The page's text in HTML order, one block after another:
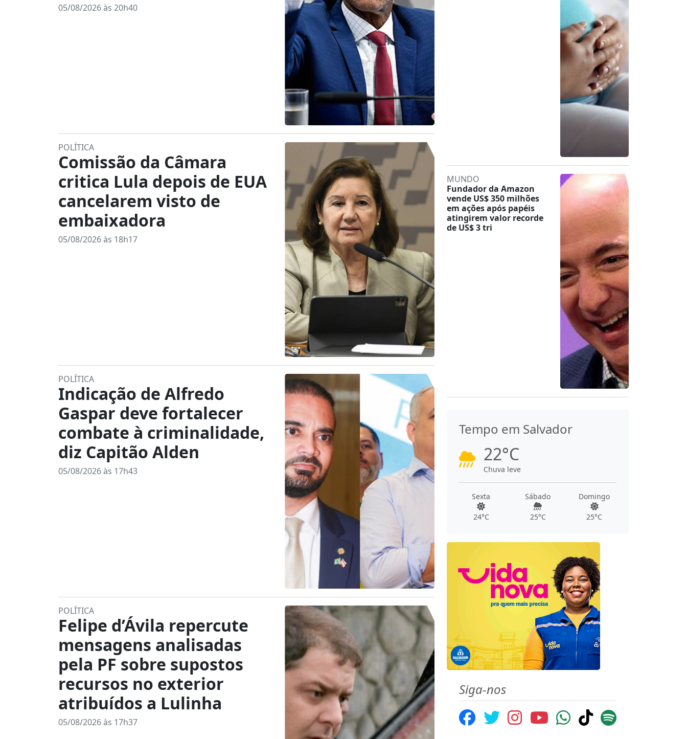
05/08/2026 às 20h40
POLÍTICA
Comissão da Câmara
critica Lula depois de EUA
cancelarem visto de
embaixadora
05/08/2026 às 18h17
POLÍTICA
Indicação de Alfredo
Gaspar deve fortalecer
combate à criminalidade,
diz Capitão Alden
05/08/2026 às 17h43
POLÍTICA
Felipe d’Ávila repercute
mensagens analisadas
pela PF sobre supostos
recursos no exterior
atribuídos a Lulinha
05/08/2026 às 17h37
MUNDO
Fundador da Amazon
vende US$ 350 milhões
em ações após papéis
atingirem valor recorde
de US$ 3 tri
Tempo em Salvador
22°C
Chuva leve
Sexta
24°C
Sábado
25°C
Domingo
25°C
Siga-nos